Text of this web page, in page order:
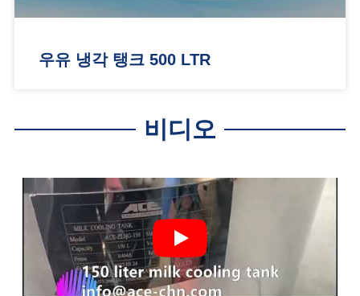
우유 냉각 탱크 500 LTR
비디오